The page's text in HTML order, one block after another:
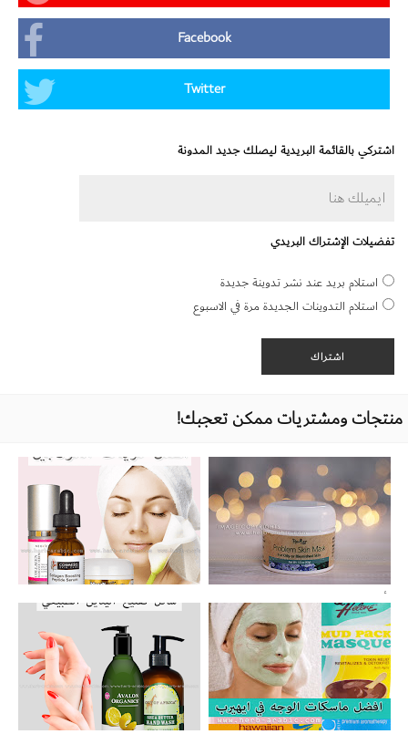
Facebook
Twitter
اشتركي بالقائمة البريدية ليصلك جديد المدونة
تفضيلات الإشتراك البريدي
استلام بريد عند نشر تدوينة جديدة
استلام التدوينات الجديدة مرة في الاسبوع
منتجات ومشتريات ممكن تعجبك!
رأيي في قناع البحر الميت لمشاكل البشرة الدهنية
من ريفيفا
افضل كريم كولاجين وسيروم لشباب البشرة